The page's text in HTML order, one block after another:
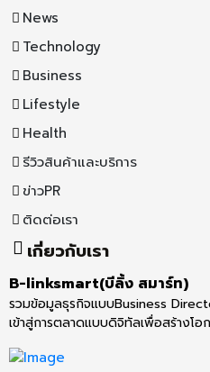
News
Technology
Business
Lifestyle
Health
รีวิวสินค้าและบริการ
ข่าวPR
ติดต่อเรา
เกี่ยวกับเรา
B-linksmart(บีลิ้ง สมาร์ท)
รวมข้อมูลธุรกิจแบบBusiness
เข้าสู่การตลาดแบบดิจิทัลเพื่อสร้างโ